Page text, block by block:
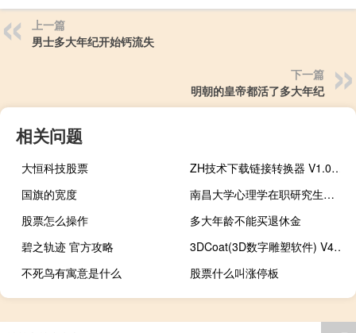
上一篇
男士多大年纪开始钙流失
下一篇
明朝的皇帝都活了多大年纪
相关问题
大恒科技股票
ZH技术下载链接转换器 V1.0 绿色版（ZH技术下载链接转换器 V1.0 绿色版功能简介）
国旗的宽度
南昌大学心理学在职研究生的报考方式
股票怎么操作
多大年龄不能买退休金
碧之轨迹 官方攻略
3DCoat(3D数字雕塑软件) V4.8.15 绿色版（3DCoat(3D数字雕塑软件) V4.8.15 绿色版功能简介）
不死鸟有寓意是什么
股票什么叫涨停板